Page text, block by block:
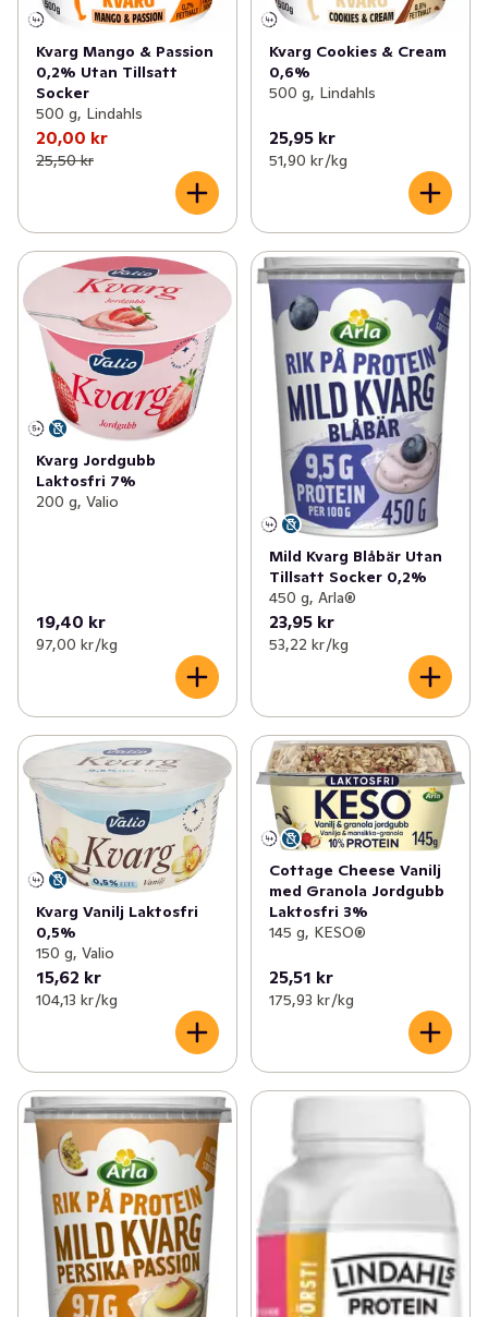
Kvarg Mango & Passion
0,2% Utan Tillsatt
Socker
500 g, Lindahls
20,00 kr
25,50 kr
Kvarg Cookies & Cream
0,6%
500 g, Lindahls
25,95 kr
51,90 kr /kg
Kvarg Jordgubb
Laktosfri 7%
200 g, Valio
19,40 kr
97,00 kr /kg
Mild Kvarg Blåbär Utan
Tillsatt Socker 0,2%
450 g, Arla®
23,95 kr
53,22 kr /kg
Kvarg Vanilj Laktosfri
0,5%
150 g, Valio
15,62 kr
104,13 kr /kg
Cottage Cheese Vanilj
med Granola Jordgubb
Laktosfri 3%
145 g, KESO®
25,51 kr
175,93 kr /kg